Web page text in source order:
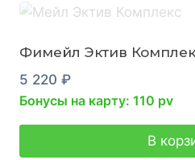
Фимейл Эктив
5 220 ₽
Бонусы на карту: 110 pv
В